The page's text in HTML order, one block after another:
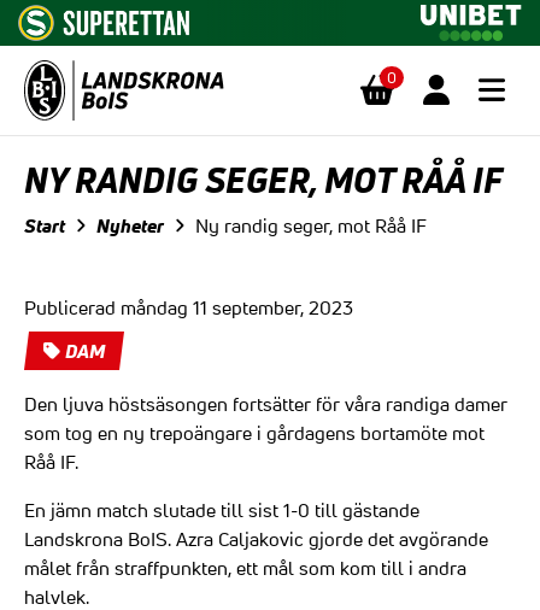
0
NY RANDIG SEGER, MOT RÅÅ IF
Start Nyheter Ny randig seger, mot Råå IF
Publicerad måndag 11 september, 2023
DAM
Den ljuva höstsäsongen fortsätter för våra randiga damer
som tog en ny trepoängare i gårdagens bortamöte mot
Råå IF.
En jämn match slutade till sist 1-0 till gästande
Landskrona BoIS. Azra Caljakovic gjorde det avgörande
målet från straffpunkten, ett mål som kom till i andra
halvlek.